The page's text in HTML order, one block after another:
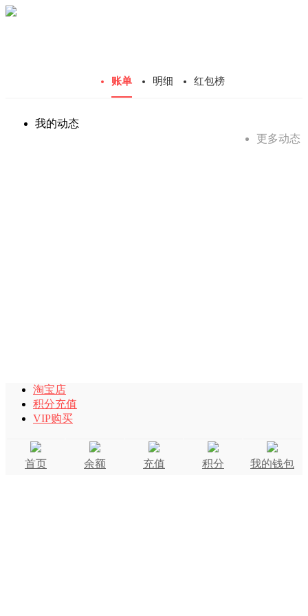
账单 明细 红包榜
我的动态
更多动态
淘宝店
积分充值
VIP购买
首页 余额 充值 积分 我的钱包